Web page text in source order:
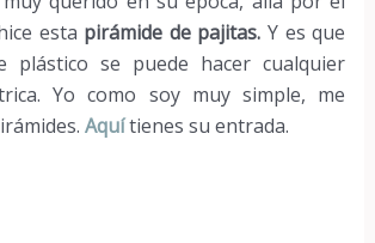
esta pirámide de pajitas. Y es que
plástico se puede hacer cualquier
Yo como soy muy simple, me
Aquítienes su entrada.